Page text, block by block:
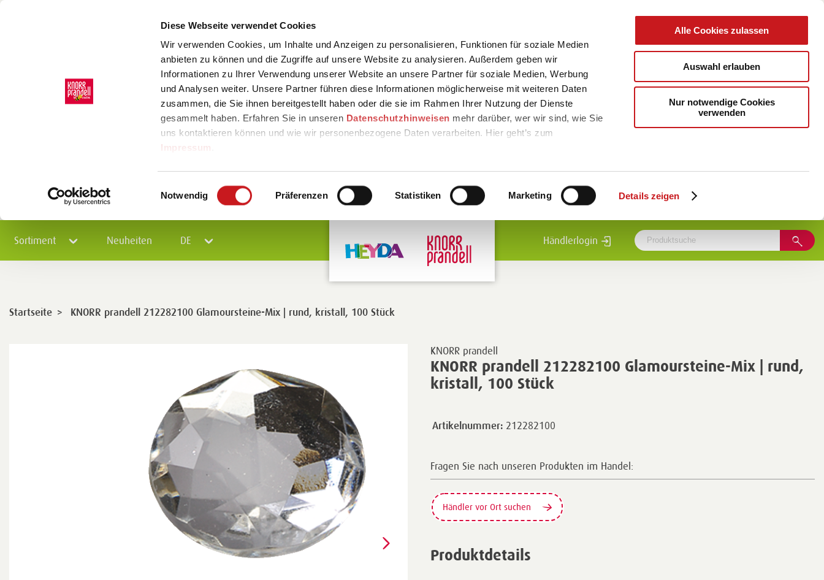
Diese Webseite verwendet Cookies
Wir verwenden Cookies, um Inhalte und Anzeigen zu personalisieren, Funktionen für soziale Medien
anbieten zu können und die Zugriffe auf unsere Website zu analysieren. Außerdem geben wir
Informationen zu Ihrer Verwendung unserer Website an unsere Partner für soziale Medien, Werbung
und Analysen weiter. Unsere Partner führen diese Informationen möglicherweise mit weiteren Daten
zusammen, die Sie ihnen bereitgestellt haben oder die sie im Rahmen Ihrer Nutzung der Dienste
gesammelt haben. Erfahren Sie in unseren Datenschutzhinweisen mehr darüber, wer wir sind, wie Sie
uns kontaktieren können und wie wir personenbezogene Daten verarbeiten. Hier geht’s zum
Impressum
Einwilligungsauswahl
Notwendig Präferenzen Statistiken Marketing Details zeigen
Alle Cookies zulassen
Auswahl erlauben
Nur notwendige Cookies
verwenden
Sortiment Neuheiten DE Händlerlogin
KNORR prandell
KNORR prandell 212282100 Glamoursteine-Mix | rund,
kristall, 100 Stück
Startseite > KNORR prandell 212282100 Glamoursteine-Mix | rund, kristall, 100 Stück
Artikelnummer: 212282100
Fragen Sie nach unseren Produkten im Handel:
Händler vor Ort suchen
Produktdetails